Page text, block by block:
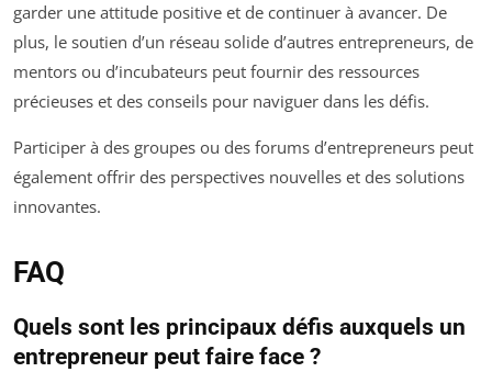
garder une attitude positive et de continuer à avancer. De
plus, le soutien d’un réseau solide d’autres entrepreneurs, de
mentors ou d’incubateurs peut fournir des ressources
précieuses et des conseils pour naviguer dans les défis.
Participer à des groupes ou des forums d’entrepreneurs peut
également offrir des perspectives nouvelles et des solutions
innovantes.
FAQ
Quels sont les principaux défis auxquels un
entrepreneur peut faire face ?